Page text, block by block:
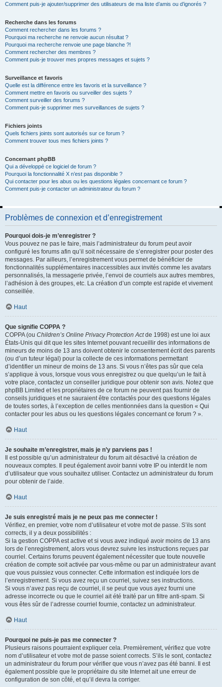
Comment puis-je ajouter/supprimer des utilisateurs de ma liste d’amis ou d’ignorés ?
Recherche dans les forums
Comment rechercher dans les forums ?
Pourquoi ma recherche ne renvoie aucun résultat ?
Pourquoi ma recherche renvoie une page blanche ?!
Comment rechercher des membres ?
Comment puis-je trouver mes propres messages et sujets ?
Surveillance et favoris
Quelle est la différence entre les favoris et la surveillance ?
Comment mettre en favoris ou surveiller des sujets ?
Comment surveiller des forums ?
Comment puis-je supprimer mes surveillances de sujets ?
Fichiers joints
Quels fichiers joints sont autorisés sur ce forum ?
Comment trouver tous mes fichiers joints ?
Concernant phpBB
Qui a développé ce logiciel de forum ?
Pourquoi la fonctionnalité X n’est pas disponible ?
Qui contacter pour les abus ou les questions légales concernant ce forum ?
Comment puis-je contacter un administrateur du forum ?
Problèmes de connexion et d’enregistrement
Pourquoi dois-je m’enregistrer ?
Vous pouvez ne pas le faire, mais l’administrateur du forum peut avoir
configuré les forums afin qu’il soit nécessaire de s’enregistrer pour poster des
messages. Par ailleurs, l’enregistrement vous permet de bénéficier de
fonctionnalités supplémentaires inaccessibles aux invités comme les avatars
personnalisés, la messagerie privée, l’envoi de courriels aux autres membres,
l’adhésion à des groupes, etc. La création d’un compte est rapide et vivement
conseillée.
Haut
Que signifie COPPA ?
COPPA (ou Children’s Online Privacy Protection Actde 1998) est une loi aux
États-Unis qui dit que les sites Internet pouvant recueillir des informations de
mineurs de moins de 13 ans doivent obtenir le consentement écrit des parents
(ou d’un tuteur légal) pour la collecte de ces informations permettant
d’identifier un mineur de moins de 13 ans. Si vous n’êtes pas sûr que cela
s’applique à vous, lorsque vous vous enregistrez ou que quelqu’un le fait à
votre place, contactez un conseiller juridique pour obtenir son avis. Notez que
phpBB Limited et les propriétaires de ce forum ne peuvent pas fournir de
conseils juridiques et ne sauraient être contactés pour des questions légales
de toutes sortes, à l’exception de celles mentionnées dans la question « Qui
contacter pour les abus ou les questions légales concernant ce forum ? ».
Haut
Je souhaite m’enregistrer, mais je n’y parviens pas !
Il est possible qu’un administrateur du forum ait désactivé la création de
nouveaux comptes. Il peut également avoir banni votre IP ou interdit le nom
d’utilisateur que vous souhaitez utiliser. Contactez un administrateur du forum
pour obtenir de l’aide.
Haut
Je suis enregistré mais je ne peux pas me connecter !
Vérifiez, en premier, votre nom d’utilisateur et votre mot de passe. S’ils sont
corrects, il y a deux possibilités :
Si la gestion COPPA est active et si vous avez indiqué avoir moins de 13 ans
lors de l’enregistrement, alors vous devrez suivre les instructions reçues par
courriel. Certains forums peuvent également nécessiter que toute nouvelle
création de compte soit activée par vous-même ou par un administrateur avant
que vous puissiez vous connecter. Cette information est indiquée lors de
l’enregistrement. Si vous avez reçu un courriel, suivez ses instructions.
Si vous n’avez pas reçu de courriel, il se peut que vous ayez fourni une
adresse incorrecte ou que le courriel ait été traité par un filtre anti-spam. Si
vous êtes sûr de l’adresse courriel fournie, contactez un administrateur.
Haut
Pourquoi ne puis-je pas me connecter ?
Plusieurs raisons pourraient expliquer cela. Premièrement, vérifiez que votre
nom d’utilisateur et votre mot de passe soient corrects. S’ils le sont, contactez
un administrateur du forum pour vérifier que vous n’avez pas été banni. Il est
également possible que le propriétaire du site Internet ait une erreur de
configuration de son côté, et qu’il devra la corriger.